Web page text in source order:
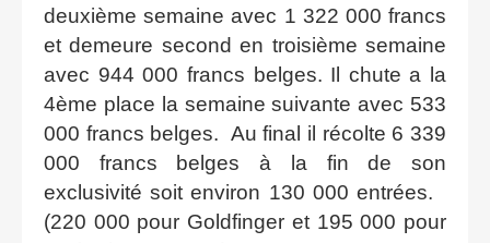
deuxième semaine avec 1 322 000 francs
et demeure second en troisième semaine
avec 944 000 francs belges. Il chute a la
4ème place la semaine suivante avec 533
000 francs belges. Au final il récolte 6 339
000 francs belges à la fin de son
exclusivité soit environ 130 000 entrées.
(220 000 pour Goldfinger et 195 000 pour